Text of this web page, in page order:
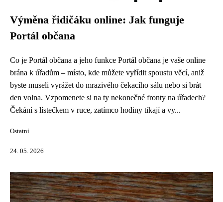
Výměna řidičáku online: Jak funguje
Portál občana
Co je Portál občana a jeho funkce Portál občana je vaše online
brána k úřadům – místo, kde můžete vyřídit spoustu věcí, aniž
byste museli vyrážet do mrazivého čekacího sálu nebo si brát
den volna. Vzpomenete si na ty nekonečné fronty na úřadech?
Čekání s lístečkem v ruce, zatímco hodiny tikají a vy...
Ostatní
24. 05. 2026